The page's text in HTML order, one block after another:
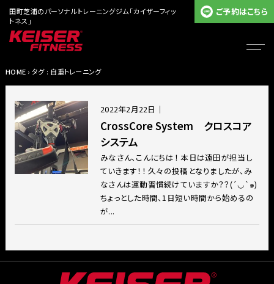
田町芝浦のパーソナルトレーニングジム「カイザーフィッ
トネス」
ご予約はこちら
HOME › タグ : 自重トレーニング
2022年2月22日 ｜
CrossCore System クロスコア
システム
みなさん、こんにちは！ 本日は遠田が担当し
ていきます！！ 久々の投稿となりましたが、み
なさんは運動習慣続けていますか？？(´◡`๑)
ちょっとした時間、1日短い時間から始めるの
が...